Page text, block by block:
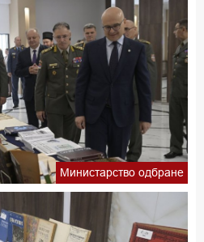
Министарство одбране